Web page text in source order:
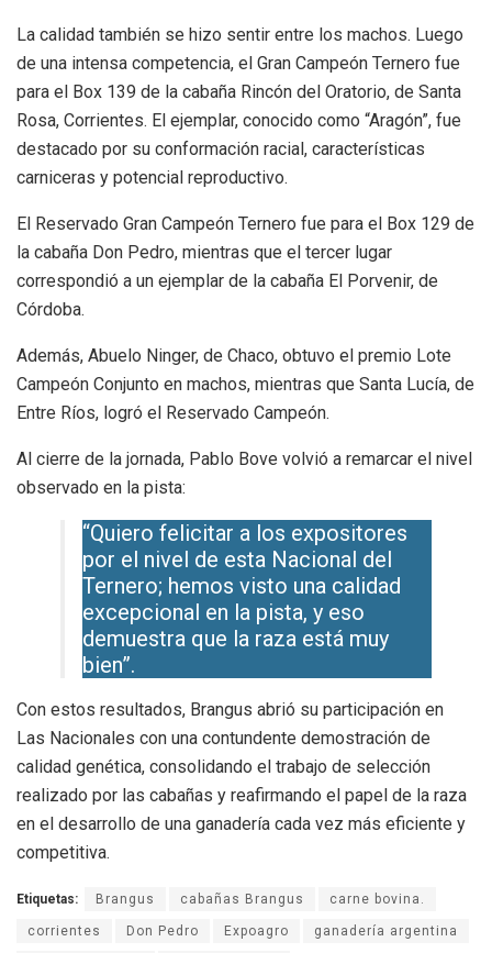
La calidad también se hizo sentir entre los machos. Luego
de una intensa competencia, el Gran Campeón Ternero fue
para el Box 139 de la cabaña Rincón del Oratorio, de Santa
Rosa, Corrientes. El ejemplar, conocido como “Aragón”, fue
destacado por su conformación racial, características
carniceras y potencial reproductivo.
El Reservado Gran Campeón Ternero fue para el Box 129 de
la cabaña Don Pedro, mientras que el tercer lugar
correspondió a un ejemplar de la cabaña El Porvenir, de
Córdoba.
Además, Abuelo Ninger, de Chaco, obtuvo el premio Lote
Campeón Conjunto en machos, mientras que Santa Lucía, de
Entre Ríos, logró el Reservado Campeón.
Al cierre de la jornada, Pablo Bove volvió a remarcar el nivel
observado en la pista:
“Quiero felicitar a los expositores
por el nivel de esta Nacional del
Ternero; hemos visto una calidad
excepcional en la pista, y eso
demuestra que la raza está muy
bien”.
Con estos resultados, Brangus abrió su participación en
Las Nacionales con una contundente demostración de
calidad genética, consolidando el trabajo de selección
realizado por las cabañas y reafirmando el papel de la raza
en el desarrollo de una ganadería cada vez más eficiente y
competitiva.
Etiquetas: Brangus cabañas Brangus carne bovina.
corrientes Don Pedro Expoagro ganadería argentina